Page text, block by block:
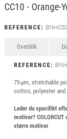
CC10 - Orange-
REFERENCE:
Overblik
REFERENCE:
75-µm, stretchable
cotton, polyester
Leder du specifikt
motiver?
større motiver